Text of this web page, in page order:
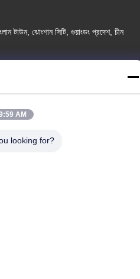
টাউন, ঝোংশান সিটি, গুয়াংডং প্রদেশ, চীন
|সাইটম্যাপ
AM
looking for?